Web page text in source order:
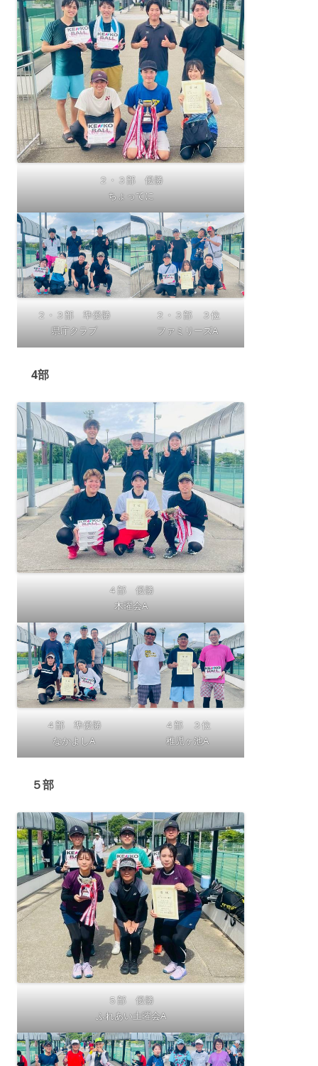
２・３部 優勝
ちょってに
２・３部 準優勝
県庁クラブ
２・３部 ３位
ファミリーズA
4部
４部 優勝
木曜会A
４部 準優勝
なかよしA
４部 ３位
稚児ヶ池A
５部
５部 優勝
ふれあい土曜会A